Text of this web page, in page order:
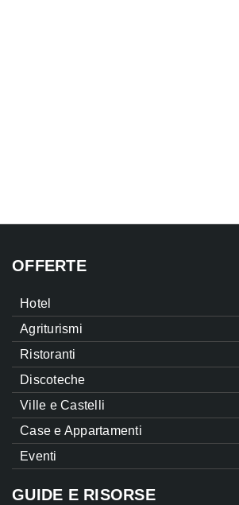
OFFERTE
Hotel
Agriturismi
Ristoranti
Discoteche
Ville e Castelli
Case e Appartamenti
Eventi
GUIDE E RISORSE